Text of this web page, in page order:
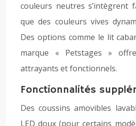
couleurs neutres s’intègrent
que des couleurs vives
Des options comme le lit
marque « Petstages »
attrayants et fonctionnels.
Fonctionnalités
Des coussins amovibles
LED doux (pour certains